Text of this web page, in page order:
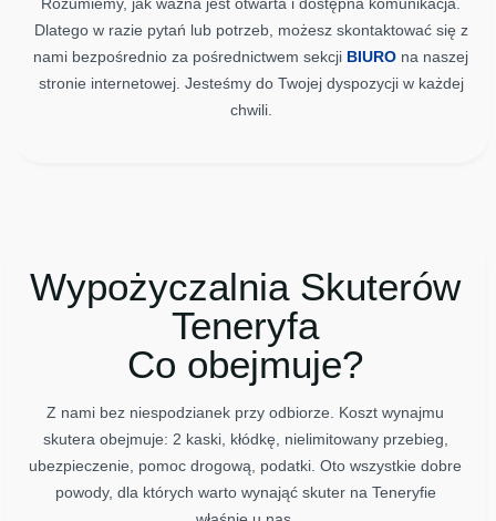
Dlatego w razie pytań lub potrzeb, możesz skontaktować się z
nami bezpośrednio za pośrednictwem sekcji BIURO na naszej
stronie internetowej. Jesteśmy do Twojej dyspozycji w każdej
chwili.
Wypożyczalnia Skuterów
Teneryfa
Co obejmuje?
Z nami bez niespodzianek przy odbiorze. Koszt wynajmu
skutera obejmuje: 2 kaski, kłódkę, nielimitowany przebieg,
ubezpieczenie, pomoc drogową, podatki. Oto wszystkie dobre
powody, dla których warto wynająć skuter na Teneryfie